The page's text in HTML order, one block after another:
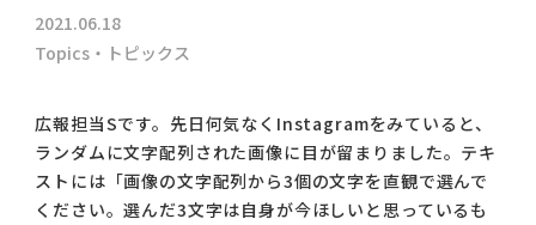
会社紹介
コラム
2021.06.18
Topics・トピックス
広報担当Sです。先日何気なくInstagramをみていると、
ランダムに文字配列された画像に目が留まりました。テキ
ストには「画像の文字配列から3個の文字を直観で選んで
ください。選んだ3文字は自身が今ほしいと思っているも